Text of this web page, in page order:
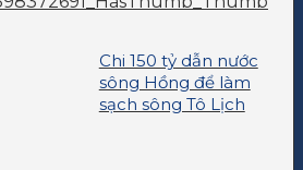
Chi 150 tỷ dẫn nước
sông Hồng để làm
sạch sông Tô Lịch